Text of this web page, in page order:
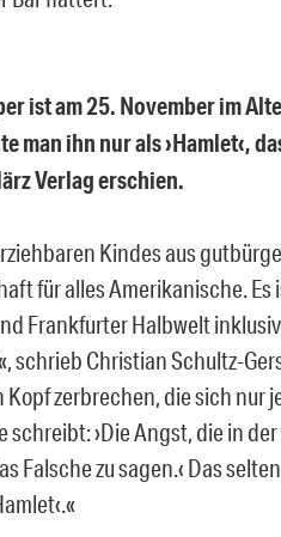
ist am 25. November im
man ihn nur als ›Hamlet‹,
Verlag erschien.
Kindes aus
für alles Amerikanische. Es
Frankfurter Halbwelt
Christian Schultz-
zerbrechen, die sich nur
schreibt: ›Die Angst, die in
Falsche zu sagen.‹ Das